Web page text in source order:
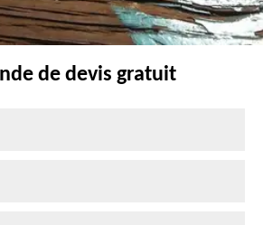
de devis gratuit